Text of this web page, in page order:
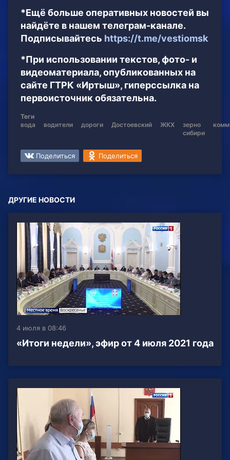
*Ещё больше оперативных новостей вы
найдёте в нашем телеграм-канале.
Подписывайтесь https://t.me/vestiomsk
*При использовании текстов, фото- и
видеоматериала, опубликованных на
сайте ГТРК «Иртыш», гиперссылка на
первоисточник обязательна.
Теги
вода
водители дороги Достоевский ЖКХ
зерно
сибири
Поделиться Поделиться
ДРУГИЕ НОВОСТИ
4 июля в 08:46
«Итоги недели», эфир от 4 июля 2021 года